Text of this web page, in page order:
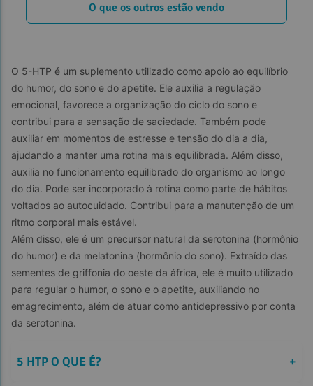
O que os outros estão vendo
O 5-HTP é um suplemento utilizado como apoio ao equilíbrio
do humor, do sono e do apetite. Ele auxilia a regulação
emocional, favorece a organização do ciclo do sono e
contribui para a sensação de saciedade. Também pode
auxiliar em momentos de estresse e tensão do dia a dia,
ajudando a manter uma rotina mais equilibrada. Além disso,
auxilia no funcionamento equilibrado do organismo ao longo
do dia. Pode ser incorporado à rotina como parte de hábitos
voltados ao autocuidado. Contribui para a manutenção de um
ritmo corporal mais estável.
Além disso, ele é um precursor natural da serotonina (hormônio
do humor) e da melatonina (hormônio do sono). Extraído das
sementes de griffonia do oeste da áfrica, ele é muito utilizado
para regular o humor, o sono e o apetite, auxiliando no
emagrecimento, além de atuar como antidepressivo por conta
da serotonina.
5 HTP O QUE É? +